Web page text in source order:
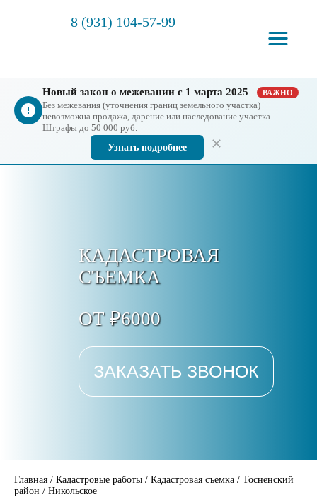
8 (931) 104-57-99
Новый закон о межевании с 1 марта 2025 ВАЖНО
Без межевания (уточнения границ земельного участка)
невозможна продажа, дарение или наследование участка.
Штрафы до 50 000 руб.
Узнать подробнее
КАДАСТРОВАЯ
СЪЕМКА
ОТ ₽6000
ЗАКАЗАТЬ ЗВОНОК
Главная / Кадастровые работы / Кадастровая съемка / Тосненский
район / Никольское